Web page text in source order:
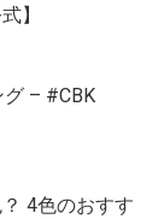
】
グ – #CBK
4色のおすす